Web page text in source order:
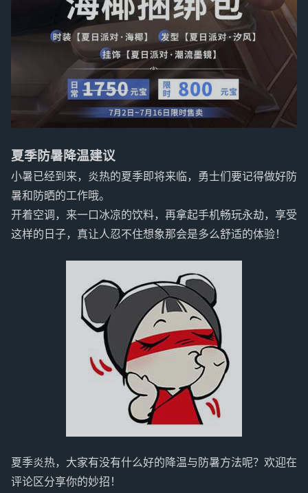
夏季防暑降温建议
小暑已经到来，炎热的夏季即将来临，勇士们要记得做好防
暑和防晒的工作哦。
开着空调，来一口冰凉的饮料，再拿起手机畅玩永劫，享受
这样的日子，真让人忍不住想象那会是多么舒适的体验！
夏季炎热，大家有没有什么好的降温与防暑方法呢？欢迎在
评论区分享你的妙招！